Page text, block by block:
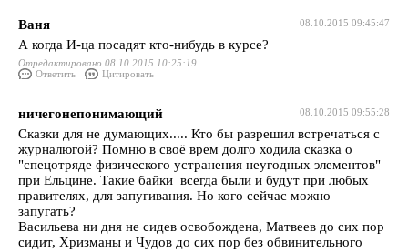
08.10.2015 09:45:47
Ваня
А когда И-ца посадят кто-нибудь в курсе?
Отредактировано 08.10.2015 10:25:19
Ответить
Цитировать
08.10.2015 09:55:28
ничегонепонимающий
Сказки для не думающих..... Кто бы разрешил встречаться с
журналюгой? Помню в своё врем долго ходила сказка о
"спецотряде физического устранения неугодных элементов"
при Ельцине. Такие байки всегда были и будут при любых
правителях, для запугивания. Но кого сейчас можно
запугать?
Васильева ни дня не сидев освобождена, Матвеев до сих пор
сидит, Хризманы и Чудов до сих пор без обвинительного